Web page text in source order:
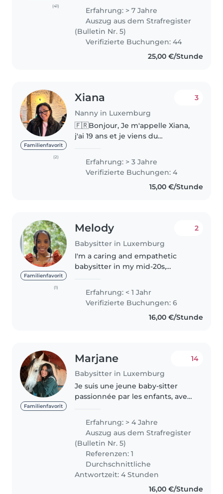
(41)
Montessori, pour laquelle je
détiens une attestation, ainsi
qu'une formation de..
Erfahrung: > 7 Jahre
Auszug aus dem Strafregister
(Bulletin Nr. 5)
Verifizierte Buchungen: 44
25,00 €/Stunde
Familienfavorit
(2)
Xiana
Nanny in Luxemburg
3
🇫🇷Bonjour, Je m'appelle Xiana,
j'ai 19 ans et je viens du
obtenu mon diplôme en
marketing, médias et
communication, et en ce
moment j'entame une année
Erfahrung: > 3 Jahre
Verifizierte Buchungen: 4
15,00 €/Stunde
Familienfavorit
(1)
Melody
Babysitter in Luxemburg
2
I'm a caring and empathetic
babysitter in my mid-20s,
and teenagers. I hold a
Bachelor's in Special Needs
Erfahrung: < 1 Jahr
Verifizierte Buchungen: 6
16,00 €/Stunde
Familienfavorit
Marjane
Babysitter in Luxemburg
14
Je suis une jeune baby-sitter
passionnée par les enfants, avec
d'enfants de tous les âges. Je
suis certifiée en premiers
secours et j'ai une expérience..
Erfahrung: > 4 Jahre
Auszug aus dem Strafregister
(Bulletin Nr. 5)
Referenzen: 1
Durchschnittliche
Antwortzeit: 4 Stunden
16,00 €/Stunde